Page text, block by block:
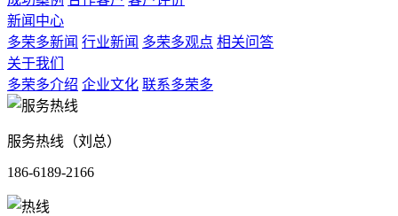
新闻中心
多荣多新闻 行业新闻 多荣多观点 相关问答
关于我们
多荣多介绍 企业文化 联系多荣多
服务热线（刘总）
186-6189-2166